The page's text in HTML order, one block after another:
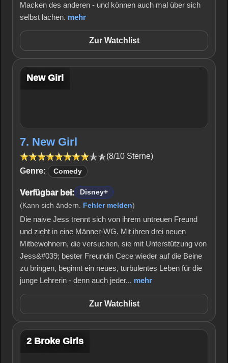
Macken des anderen - und können auch mal über sich
selbst lachen. mehr
Zur Watchlist
New Girl
7. New Girl
(8/10 Sterne)
Genre:
Comedy
Verfügbar bei:
Disney+
(Kann sich ändern. Fehler melden)
Die naive Jess trennt sich von ihrem untreuen Freund
und zieht in eine Männer-WG. Mit ihren drei neuen
Mitbewohnern, die versuchen, sie mit Unterstützung von
Jess&#039; bester Freundin Cece wieder auf die Beine
zu bringen, beginnt ein neues, turbulentes Leben für die
junge Lehrerin - denn auch jeder... mehr
Zur Watchlist
2 Broke Girls